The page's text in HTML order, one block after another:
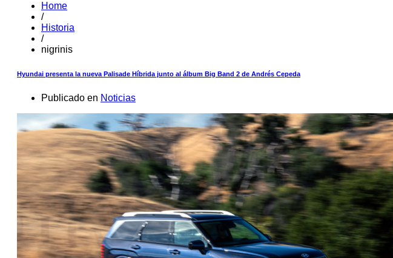
Home
/
Historia
/
nigrinis
Hyundai presenta la nueva Palisade Híbrida junto al álbum Big Band 2 de Andrés Cepeda
Publicado en Noticias